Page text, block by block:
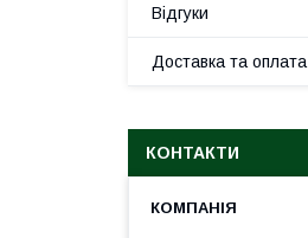
Відгуки
Доставка та оплата
КОНТАКТИ